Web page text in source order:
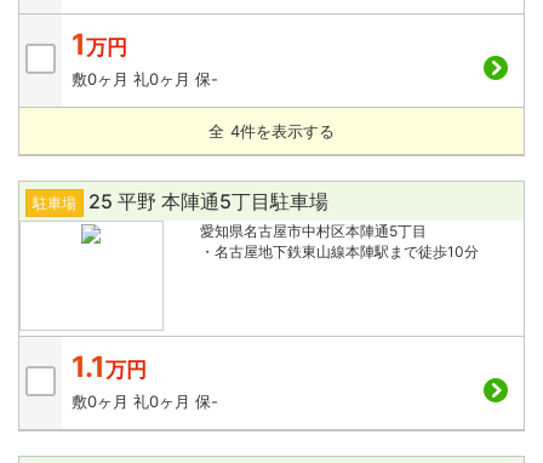
1万円
敷0ヶ月 礼0ヶ月 保-
全 4件を表示する
駐車場 25 平野 本陣通5丁目駐車場
愛知県名古屋市中村区本陣通5丁目
・名古屋地下鉄東山線本陣駅まで徒歩10分
1.1万円
敷0ヶ月 礼0ヶ月 保-